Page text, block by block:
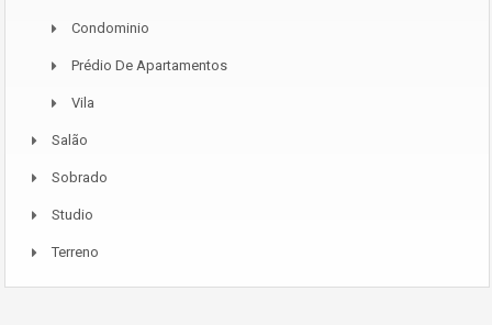
Condominio
Prédio De Apartamentos
Vila
Salão
Sobrado
Studio
Terreno